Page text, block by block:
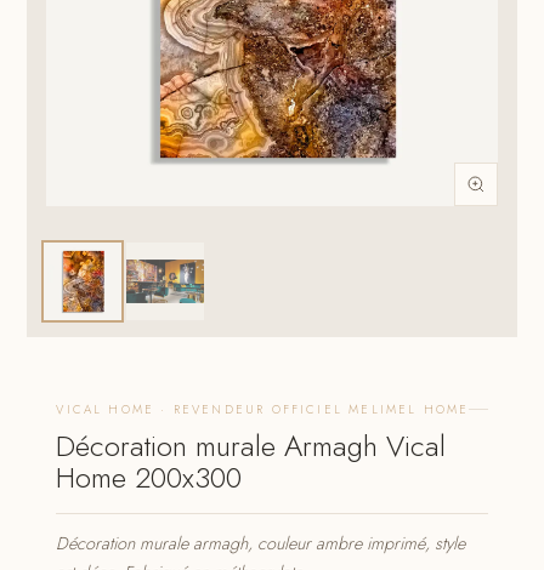
VICAL HOME · REVENDEUR OFFICIEL MELIMEL HOME
Décoration murale Armagh Vical
Home 200x300
Décoration murale armagh, couleur ambre imprimé, style